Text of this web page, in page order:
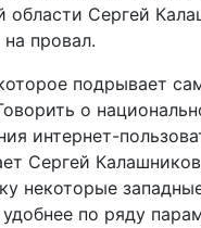
области Сергей
провал.
подрывает
о
интернет-
Сергей
некоторые
по ряду